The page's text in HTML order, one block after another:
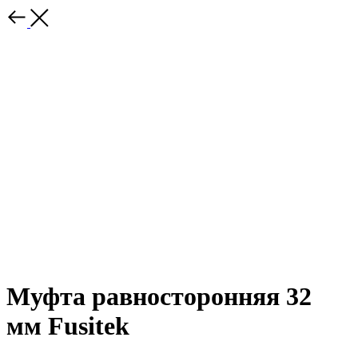
Муфта равносторонняя 32
мм Fusitek